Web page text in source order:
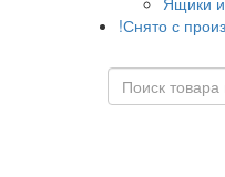
!Снято с